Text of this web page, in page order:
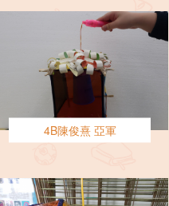
4B陳俊熹 亞軍